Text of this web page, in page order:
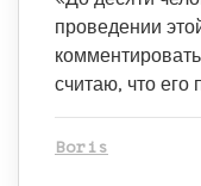
проведении
считаю, что его
Boris